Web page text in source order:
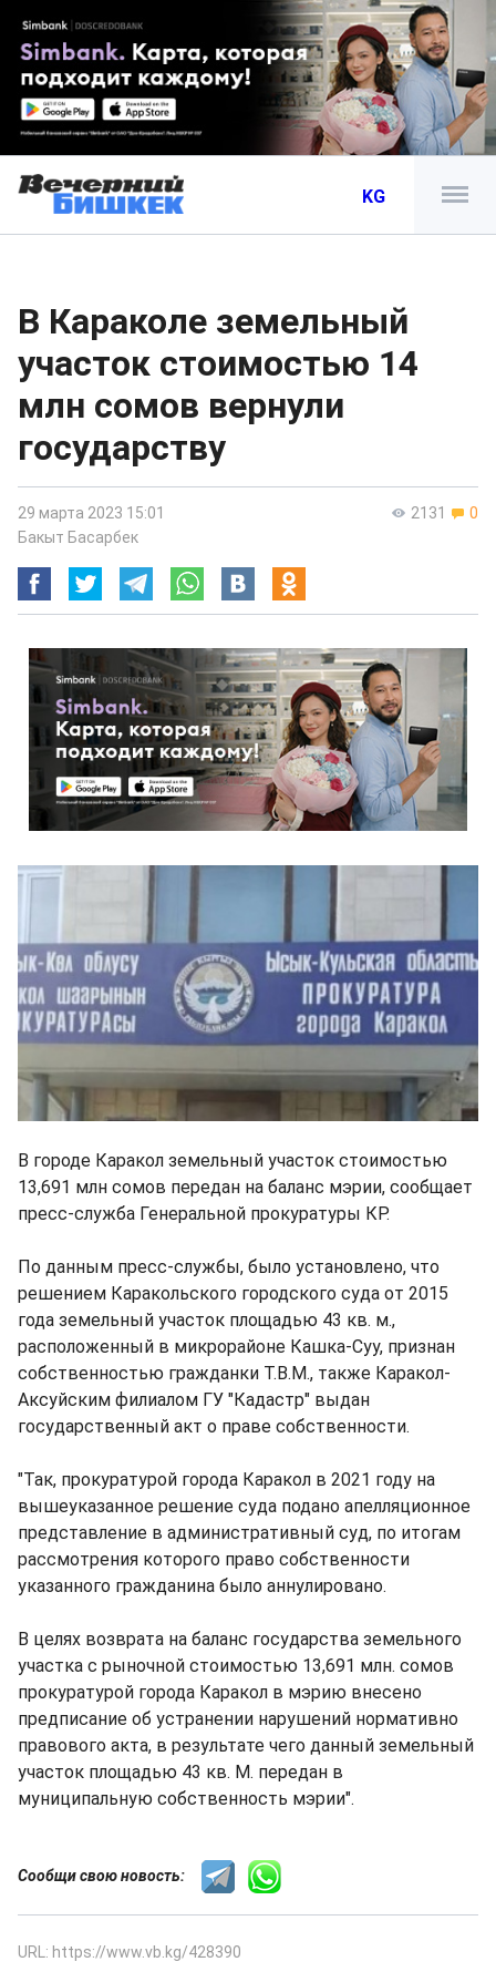
KG
В Караколе земельный
участок стоимостью 14
млн сомов вернули
государству
2131 0
29 марта 2023 15:01
Бакыт Басарбек
В городе Каракол земельный участок стоимостью
13,691 млн сомов передан на баланс мэрии, сообщает
пресс-служба Генеральной прокуратуры КР.
По данным пресс-службы, было установлено, что
решением Каракольского городского суда от 2015
года земельный участок площадью 43 кв. м.,
расположенный в микрорайоне Кашка-Суу, признан
собственностью гражданки Т.В.М., также Каракол-
Аксуйским филиалом ГУ "Кадастр" выдан
государственный акт о праве собственности.
"Так, прокуратурой города Каракол в 2021 году на
вышеуказанное решение суда подано апелляционное
представление в административный суд, по итогам
рассмотрения которого право собственности
указанного гражданина было аннулировано.
В целях возврата на баланс государства земельного
участка с рыночной стоимостью 13,691 млн. сомов
прокуратурой города Каракол в мэрию внесено
предписание об устранении нарушений нормативно
правового акта, в результате чего данный земельный
участок площадью 43 кв. М. передан в
муниципальную собственность мэрии".
Сообщи свою новость:
URL: https://www.vb.kg/428390